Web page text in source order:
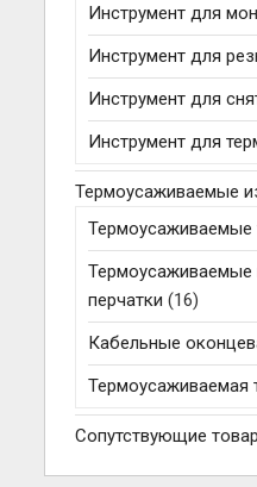
Инструмент для
Инструмент для
Инструмент для
Инструмент для
Термоусаживаемые
Термоусаживаемые
перчатки (16)
Кабельные
Термоусаживаемая
Сопутствующие